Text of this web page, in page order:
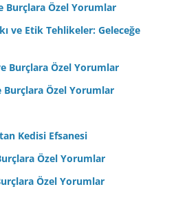
Burçlara Özel Yorumlar
ve Etik Tehlikeler: Geleceğe
Burçlara Özel Yorumlar
Burçlara Özel Yorumlar
Kedisi Efsanesi
Özel Yorumlar
Özel Yorumlar